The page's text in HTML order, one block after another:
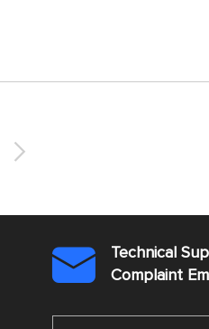


Technical
Complaint